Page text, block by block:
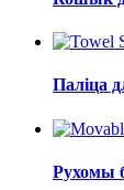
Паліца
Рухомы